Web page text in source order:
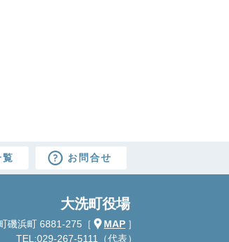
お問合せ
大洗町役場
磯浜町 6881-275 ［ MAP ］
TEL:029-267-5111（代表）